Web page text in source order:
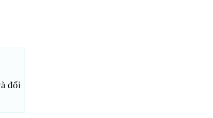
đổi